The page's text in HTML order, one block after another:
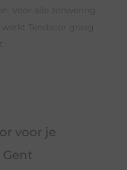
Voor alle zonwering
werkt Tendacor graag
voor je